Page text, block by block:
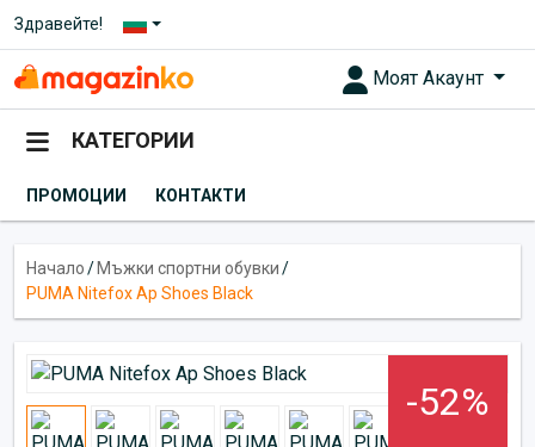
Здравейте!
Моят Акаунт
КАТЕГОРИИ
ПРОМОЦИИ КОНТАКТИ
Начало/ Мъжки спортни обувки/
PUMA Nitefox Ap Shoes Black
-52%